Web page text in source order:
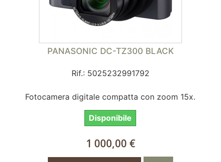
PANASONIC DC-TZ300 BLACK
Rif.: 5025232991792
Fotocamera digitale compatta con zoom 15x.
Disponibile
1 000,00 €